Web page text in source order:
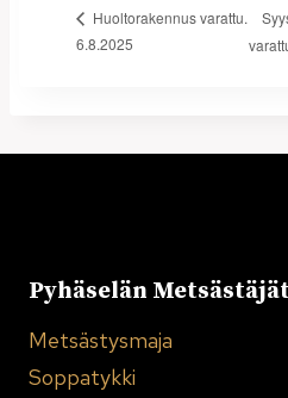
Huoltorakennus varattu.
6.8.2025
Pyhäselän
Metsästysmaja
Soppatykki